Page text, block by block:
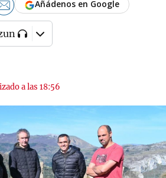
a las 18:56
Añádenos en Google